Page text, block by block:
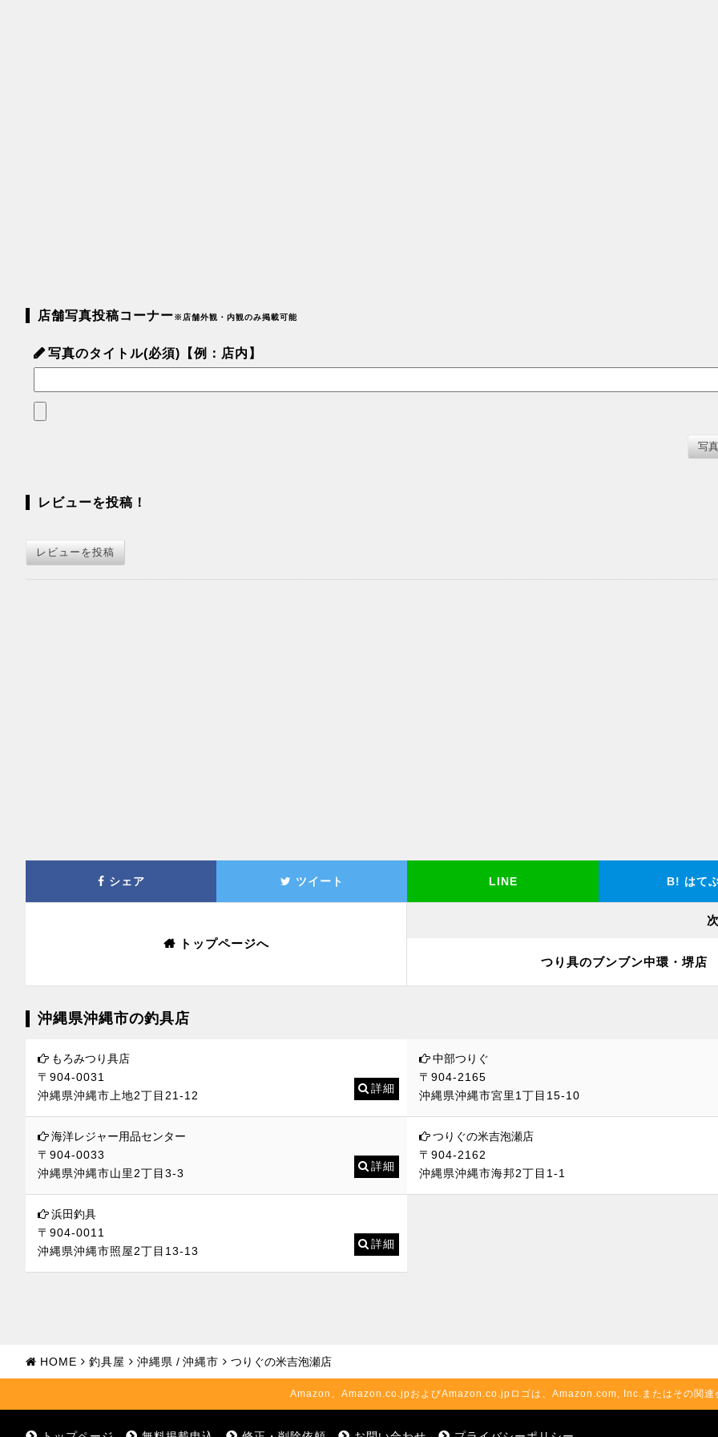
店舗写真投稿コーナー※店舗外観・内観のみ掲載可能
写真のタイトル(必須)【例：店内】
レビューを投稿！
レビューを投稿
シェア ツイート LINE B! はて
トップページへ
つり具のブンブン中環・堺店
沖縄県沖縄市の釣具店
もろみつり具店
〒904-0031
沖縄県沖縄市上地2丁目21-12
詳細
中部つりぐ
〒904-2165
沖縄県沖縄市宮里1丁目15-10
海洋レジャー用品センター
〒904-0033
沖縄県沖縄市山里2丁目3-3
詳細
つりぐの米吉泡瀬店
〒904-2162
沖縄県沖縄市海邦2丁目1-1
浜田釣具
〒904-0011
沖縄県沖縄市照屋2丁目13-13
詳細
HOME 釣具屋 沖縄県 / 沖縄市 つりぐの米吉泡瀬店
Amazon、Amazon.co.jpおよびAmazon.co.jpロゴは、Amazon.com, Inc.またはその関連